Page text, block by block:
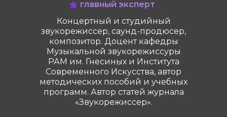
Концертный и студийный
звукорежиссер, саунд-продюсер,
композитор. Доцент кафедры
Музыкальной звукорежиссуры
РАМ им. Гнесиных и Института
Современного Искусства, автор
методических пособий и учебных
программ. Автор статей журнала
«Звукорежиссер».
главный эксперт